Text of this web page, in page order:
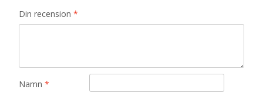
Din recension *
Namn *